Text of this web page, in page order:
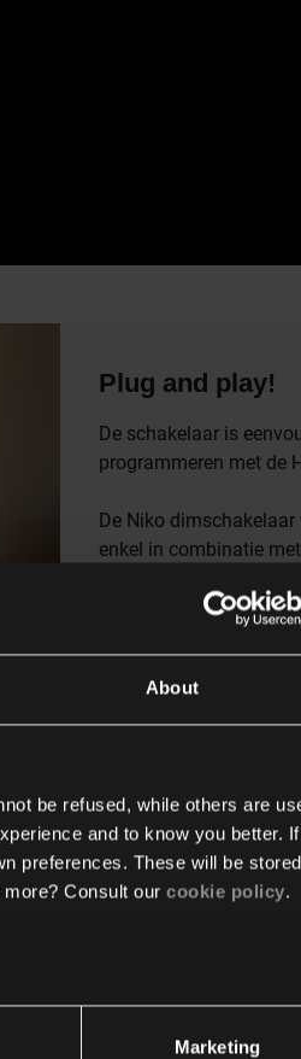
About
be refused, while others are
and to know you better. If
preferences. These will be stored
Consult our cookie policy.
Marketing
Plug and play!
De schakelaar is
programmeren met de
De Niko dimschakelaar
enkel in combinatie
die je nodig hebt om
sturen. Per Hue bridge
Niko dimschakelaars